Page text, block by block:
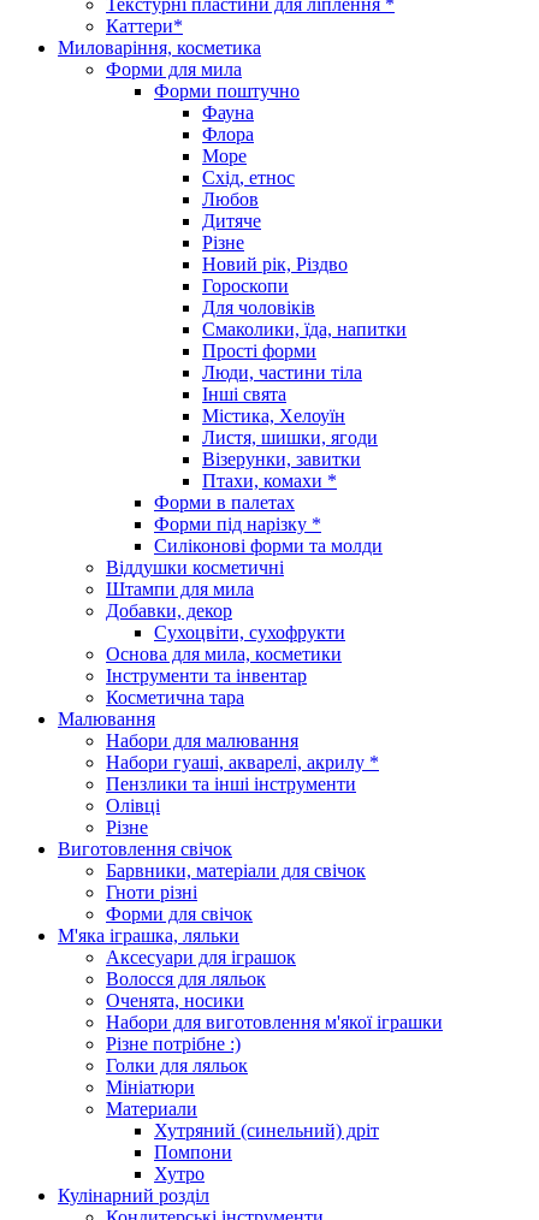
Каттери*
Миловаріння, косметика
Форми для мила
Форми поштучно
Фауна
Флора
Море
Схід, етнос
Любов
Дитяче
Різне
Новий рік, Різдво
Гороскопи
Для чоловіків
Смаколики, їда, напитки
Прості форми
Люди, частини тіла
Інші свята
Містика, Хелоуїн
Листя, шишки, ягоди
Візерунки, завитки
Птахи, комахи *
Форми в палетах
Форми під нарізку *
Силіконові форми та молди
Віддушки косметичні
Штампи для мила
Добавки, декор
Сухоцвіти, сухофрукти
Основа для мила, косметики
Інструменти та інвентар
Косметична тара
Малювання
Набори для малювання
Набори гуаші, акварелі, акрилу *
Пензлики та інші інструменти
Олівці
Різне
Виготовлення свічок
Барвники, матеріали для свічок
Гноти різні
Форми для свічок
М'яка іграшка, ляльки
Аксесуари для іграшок
Волосся для ляльок
Оченята, носики
Набори для виготовлення м'якої іграшки
Різне потрібне :)
Голки для ляльок
Мініатюри
Материали
Хутряний (синельний) дріт
Помпони
Хутро
Кулінарний розділ